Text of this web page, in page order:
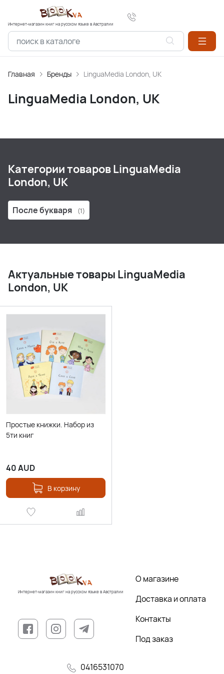
Интернет-магазин книг на русском языке в Австралии
Главная Бренды LinguaMedia London, UK
LinguaMedia London, UK
Категории товаров LinguaMedia
London, UK
После букваря (1)
Актуальные товары LinguaMedia
London, UK
Простые книжки. Набор из
5ти книг
40AUD
В корзину
Интернет-магазин книг на русском языке в Австралии
О магазине
Доставка и оплата
Контакты
Под заказ
0416531070